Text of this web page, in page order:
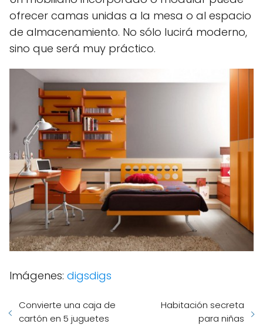
ofrecer camas unidas a la mesa o al espacio
de almacenamiento. No sólo lucirá moderno,
sino que será muy práctico.
Imágenes: digsdigs
Convierte una caja de
cartón en 5 juguetes
Habitación secreta
para niñas